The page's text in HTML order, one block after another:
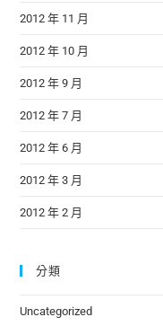
2012 年 11 月
2012 年 10 月
2012 年 9 月
2012 年 7 月
2012 年 6 月
2012 年 3 月
2012 年 2 月
分類
Uncategorized